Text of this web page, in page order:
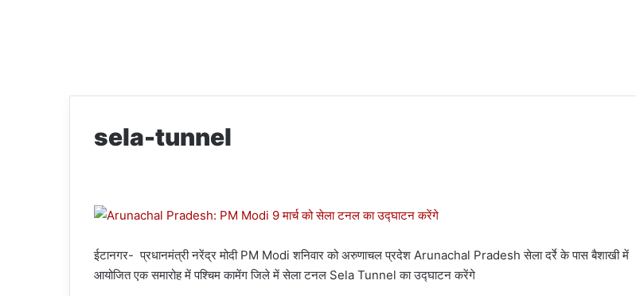
sela-tunnel
ईटानगर- प्रधानमंत्री नरेंद्र मोदी PM Modi शनिवार को अरुणाचल प्रदेश Arunachal Pradesh सेला दर्रे के पास बैशाखी में
आयोजित एक समारोह में पश्चिम कामेंग जिले में सेला टनल Sela Tunnel का उद्घाटन करेंगे